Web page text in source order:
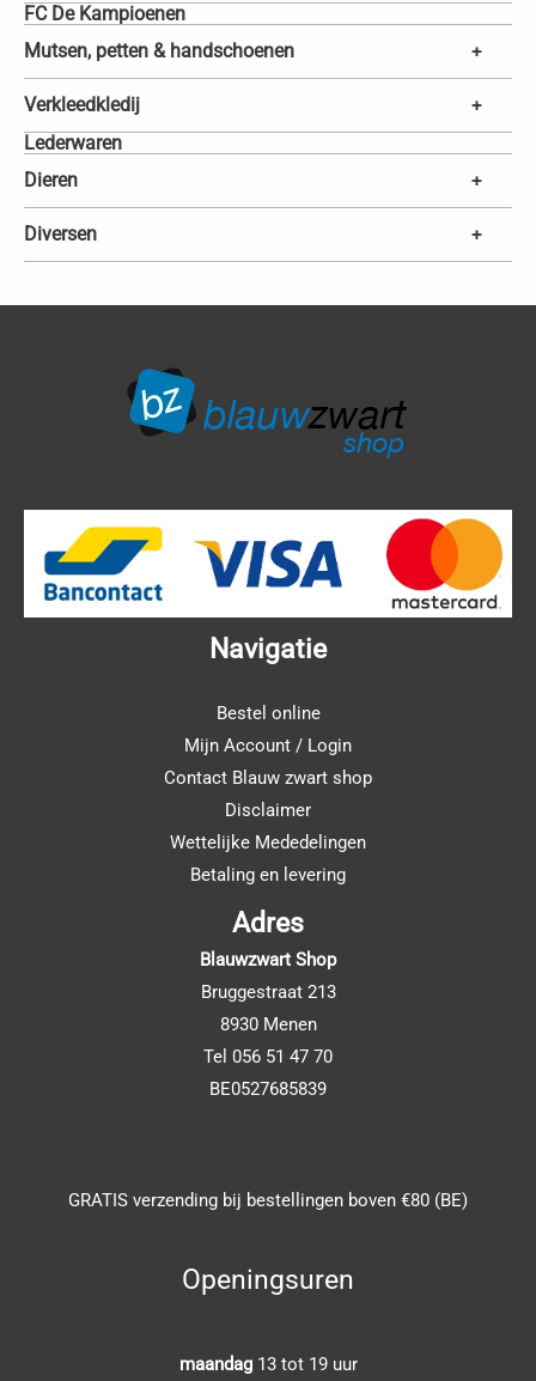
FC De Kampioenen
Mutsen, petten & handschoenen
+
Verkleedkledij +
Lederwaren
Dieren
+
Diversen +
Navigatie
Bestel online
Mijn Account / Login
Contact Blauw zwart shop
Disclaimer
Wettelijke Mededelingen
Betaling en levering
Adres
Blauwzwart Shop
Bruggestraat 213
8930 Menen
Tel 056 51 47 70
BE0527685839
GRATIS verzending bij bestellingen boven €80 (BE)
Openingsuren
maandag 13 tot 19 uur